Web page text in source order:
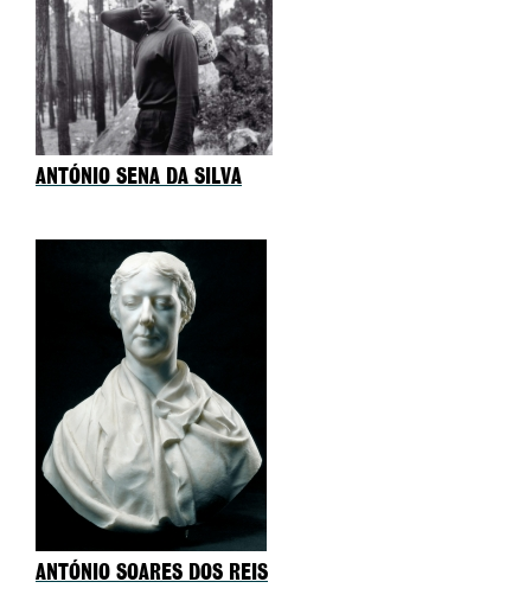
ANTÓNIO SENA DA SILVA
ANTÓNIO SOARES DOS REIS